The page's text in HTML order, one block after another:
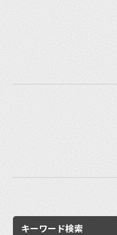
キーワード検索